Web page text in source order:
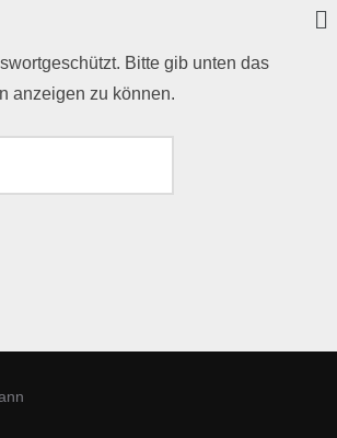
Bitte gib unten das
anzeigen zu können.